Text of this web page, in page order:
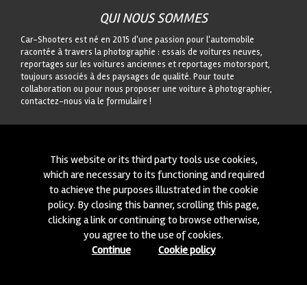
QUI NOUS SOMMES
Car-Shooters est né en 2015 d'une passion pour l'automobile
racontée à travers la photographie : essais de voitures neuves,
reportages sur les voitures anciennes et reportages motorsport,
toujours associés à des paysages de qualité. Pour toute
collaboration ou pour nous proposer une voiture à photographier,
contactez-nous via le formulaire !
CONTACTEZ-NOUS
nouvelles voitures à photographier! Ecrivez-nous à travers notre
moduleiçi!
© 2015-2026 CAR-SHOOTERS. ALL RIGHTS RESERVED.
This website or its third party tools use cookies,
which are necessary to its functioning and required
to achieve the purposes illustrated in the cookie
policy. By closing this banner, scrolling this page,
clicking a link or continuing to browse otherwise,
you agree to the use of cookies.
Continue
Cookie policy